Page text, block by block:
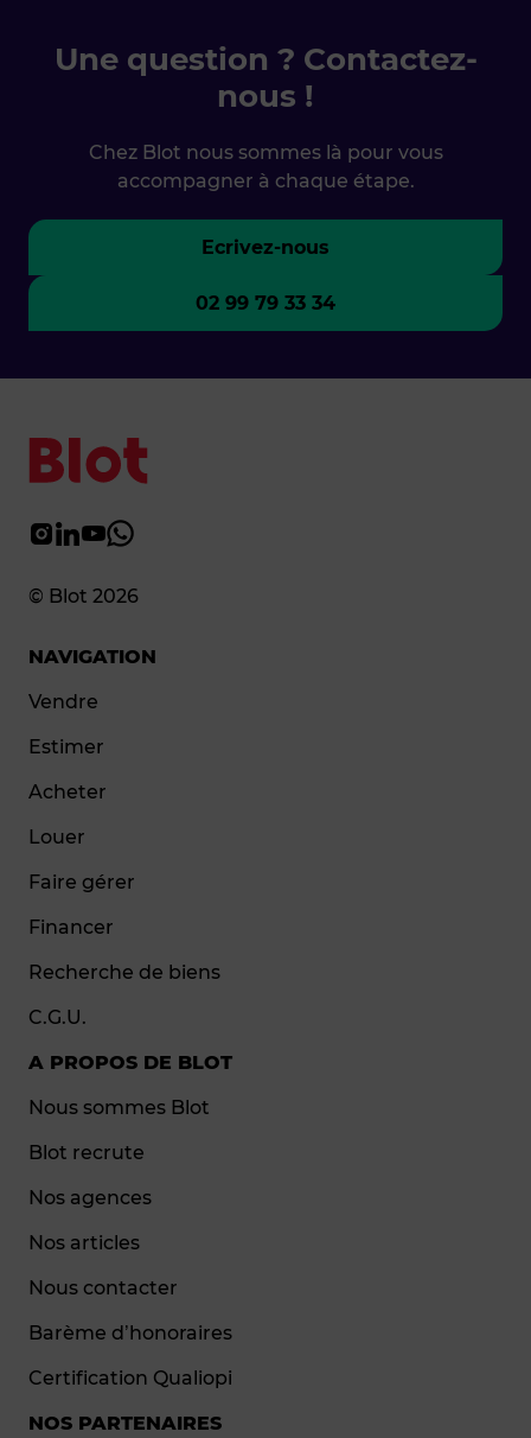
Une question ? Contactez-
nous !
Chez Blot nous sommes là pour vous
accompagner à chaque étape.
Ecrivez-nous
02 99 79 33 34
© Blot 2026
NAVIGATION
Vendre
Estimer
Acheter
Louer
Faire gérer
Financer
Recherche de biens
C.G.U.
A PROPOS DE BLOT
Nous sommes Blot
Blot recrute
Nos agences
Nos articles
Nous contacter
Barème d’honoraires
Certification Qualiopi
NOS PARTENAIRES